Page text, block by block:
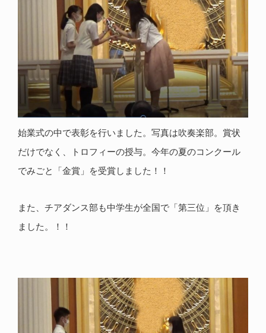
始業式の中で表彰を行いました。写真は吹奏楽部。賞状
だけでなく、トロフィーの授与。今年の夏のコンクール
でみごと「金賞」を受賞しました！！
また、チアダンス部も中学生が全国で「第三位」を頂き
ました。！！